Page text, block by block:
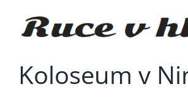
obsah
Koloseum v